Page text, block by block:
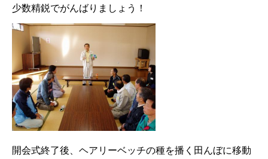
少数精鋭でがんばりましょう！
開会式終了後、ヘアリーベッチの種を播く田んぼに移動